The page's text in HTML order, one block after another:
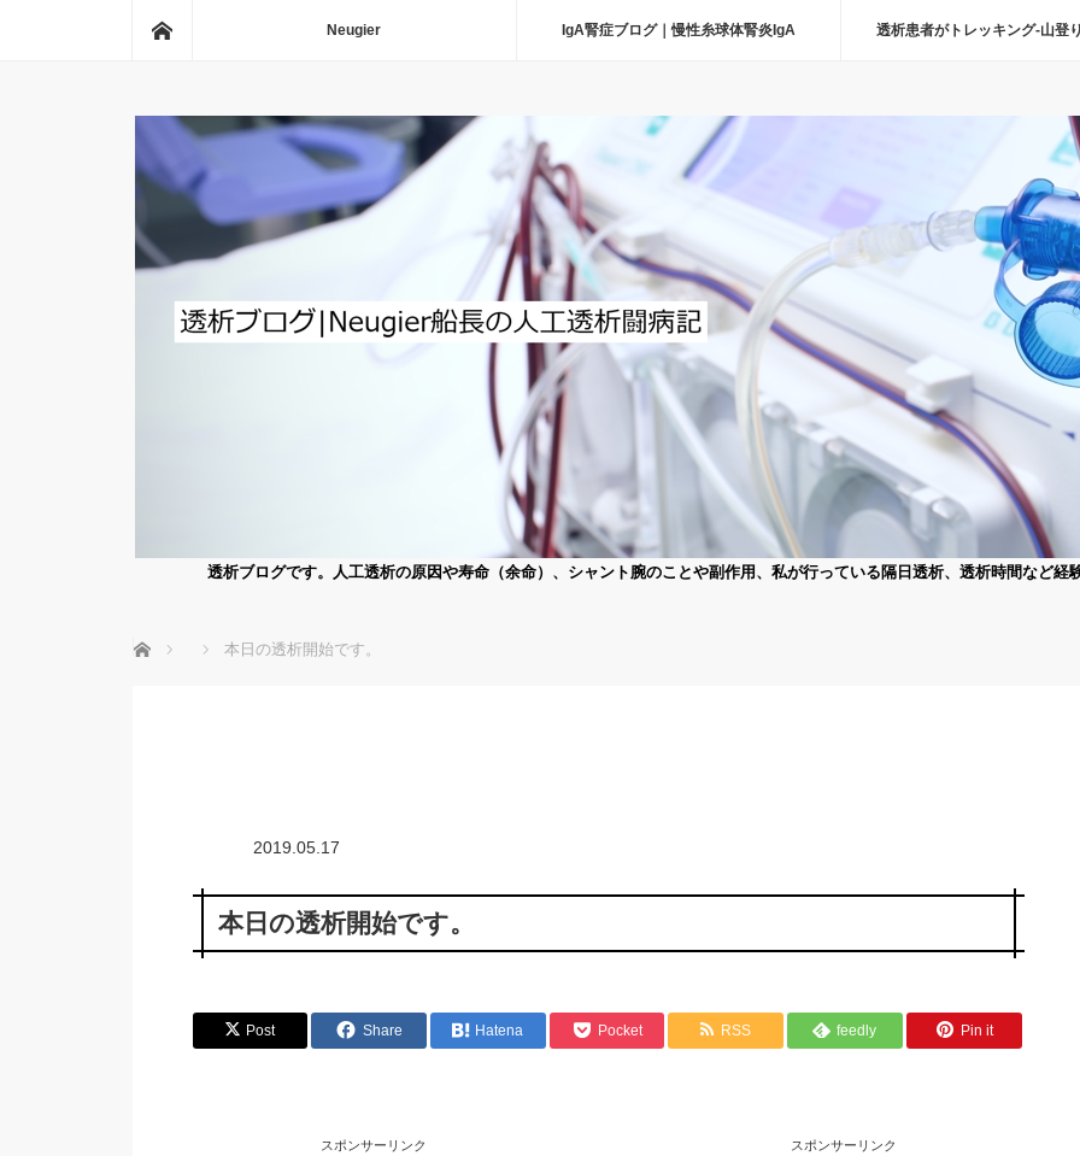
Neugier IgA腎症ブログ｜慢性糸球体腎炎IgA 透析患者がトレッキング-山登
透析ブログです。人工透析の原因や寿命（余命）、シャント腕のことや副作用、私が行っている隔日透析、透析時間など経
ホーム 本日の透析開始です。
2019.05.17
本日の透析開始です。
Post Share Hatena Pocket RSS feedly Pin it
スポンサーリンク スポンサーリンク